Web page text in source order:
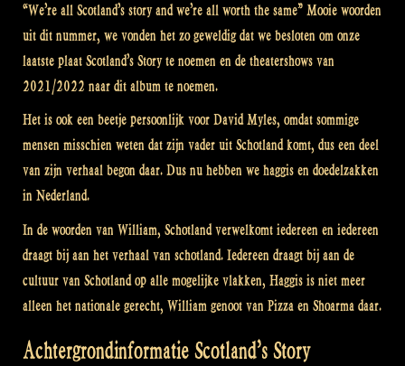
“We’re all Scotland’s story and we’re all worth the same” Mooie woorden
uit dit nummer, we vonden het zo geweldig dat we besloten om onze
laatste plaat Scotland’s Story te noemen en de theatershows van
2021/2022 naar dit album te noemen.
Het is ook een beetje persoonlijk voor David Myles, omdat sommige
mensen misschien weten dat zijn vader uit Schotland komt, dus een deel
van zijn verhaal begon daar. Dus nu hebben we haggis en doedelzakken
in Nederland.
In de woorden van William, Schotland verwelkomt iedereen en iedereen
draagt bij aan het verhaal van schotland. Iedereen draagt bij aan de
cultuur van Schotland op alle mogelijke vlakken, Haggis is niet meer
alleen het nationale gerecht, William genoot van Pizza en Shoarma daar.
Achtergrondinformatie Scotland’s Story